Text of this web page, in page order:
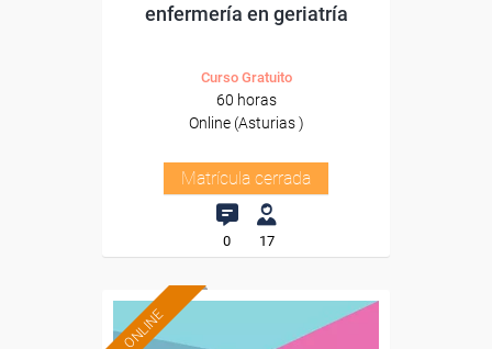
enfermería en geriatría
Curso Gratuito
60 horas
Online (Asturias )
Matrícula cerrada
0 17
ONLINE